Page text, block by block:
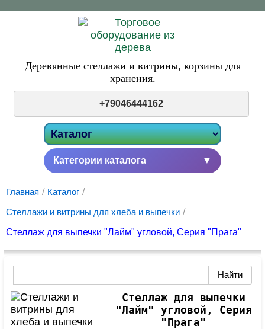
Деревянные стеллажи и витрины, корзины для
хранения.
+79046444162
Категории каталога ▼
Главная / Каталог /
Стеллажи и витрины для хлеба и выпечки /
Стеллаж для выпечки "Лайм" угловой, Серия "Прага"
Стеллаж для выпечки
"Лайм" угловой, Серия
"Прага"